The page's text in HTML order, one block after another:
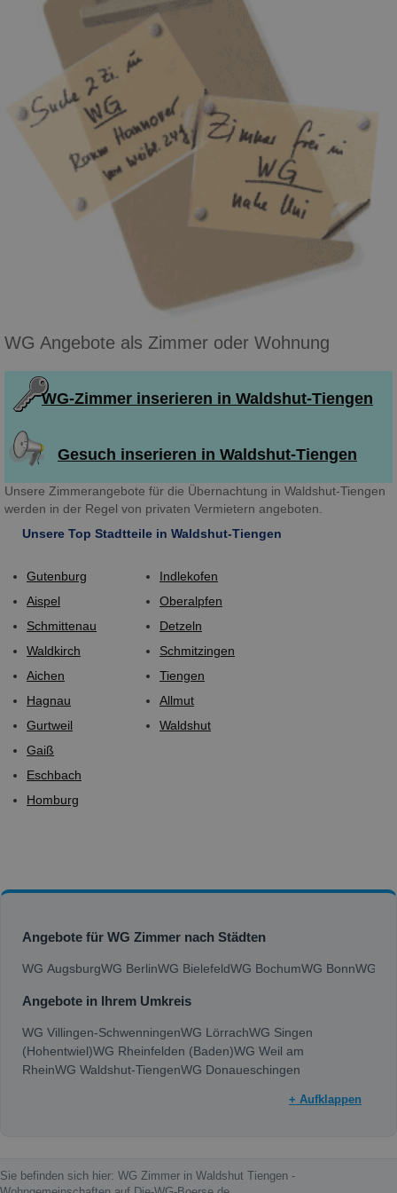
WG Angebote als Zimmer oder Wohnung
WG-Zimmer inserieren in Waldshut-Tiengen
Gesuch inserieren in Waldshut-Tiengen
Unsere Zimmerangebote für die Übernachtung in Waldshut-Tiengen
werden in der Regel von privaten Vermietern angeboten.
Unsere Top Stadtteile in Waldshut-Tiengen
Gutenburg
Aispel
Schmittenau
Waldkirch
Aichen
Hagnau
Gurtweil
Gaiß
Eschbach
Homburg
Indlekofen
Oberalpfen
Detzeln
Schmitzingen
Tiengen
Allmut
Waldshut
Angebote für WG Zimmer nach Städten
WG AugsburgWG BerlinWG BielefeldWG BochumWG BonnWG
Angebote in Ihrem Umkreis
WG Villingen-SchwenningenWG LörrachWG Singen
(Hohentwiel)WG Rheinfelden (Baden)WG Weil am
RheinWG Waldshut-TiengenWG Donaueschingen
+ Aufklappen
Sie befinden sich hier: WG Zimmer in Waldshut Tiengen -